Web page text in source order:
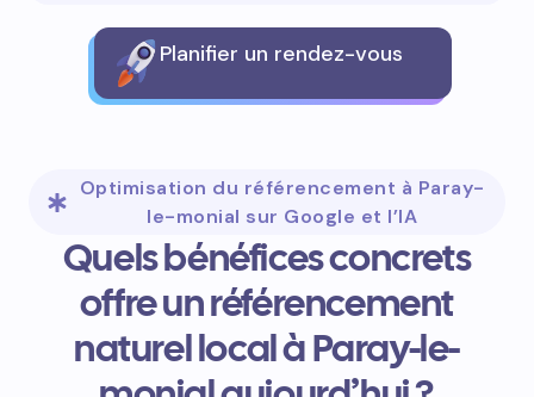
Planifier un rendez-vous
Optimisation du référencement à Paray-
le-monial sur Google et l’IA
Quels bénéfices concrets
offre un référencement
naturel local à Paray-le-